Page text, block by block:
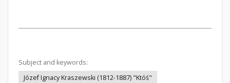
Subject and keywords:
Józef Ignacy Kraszewski (1812-1887) "Któś"